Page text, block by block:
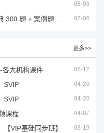
08-03
07-06
更多>>
各大机构课件 05-12
SVIP 04-20
SVIP 04-20
课程 04-07
VIP基础同步班】 03-19